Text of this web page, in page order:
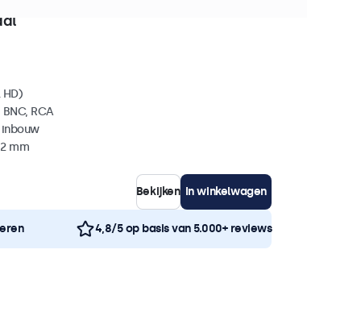
RCA
mm
Bekijken In winkelwagen
4,8/5 op basis van 5.000+ reviews